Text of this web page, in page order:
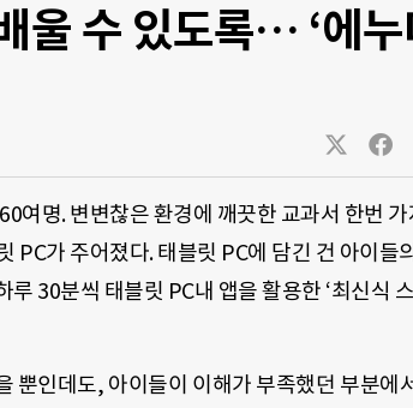
울 수 있도록… ‘에
여명. 변변찮은 환경에 깨끗한 교과서 한번
PC가 주어졌다. 태블릿 PC에 담긴 건 아이들
30분씩 태블릿 PC내 앱을 활용한 ‘최신식
뿐인데도, 아이들이 이해가 부족했던 부분에